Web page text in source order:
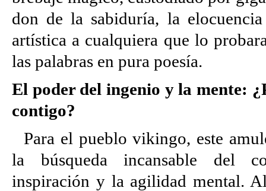
don de la sabiduría, la
artística a cualquiera que lo
las palabras en pura poesía.
El poder del ingenio y la mente:
contigo?
Para el pueblo vikingo, este
la búsqueda incansable del
inspiración y la agilidad mental.